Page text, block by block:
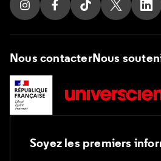
Suivez nous sur Instagram
Suivez nous sur
Suivez nous sur
Suivez
Nous contacterNous
Soyez les premiers